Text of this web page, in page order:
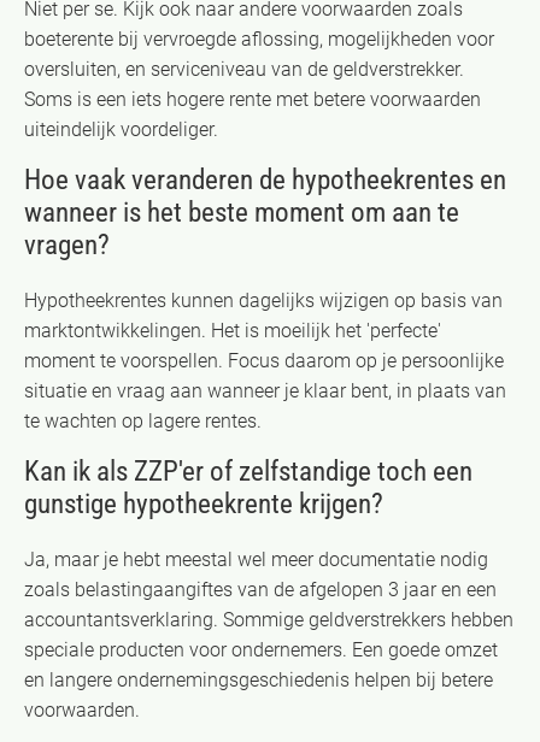
Niet per se. Kijk ook naar andere voorwaarden zoals
boeterente bij vervroegde aflossing, mogelijkheden voor
oversluiten, en serviceniveau van de geldverstrekker.
Soms is een iets hogere rente met betere voorwaarden
uiteindelijk voordeliger.
Hoe vaak veranderen de hypotheekrentes en
wanneer is het beste moment om aan te
vragen?
Hypotheekrentes kunnen dagelijks wijzigen op basis van
marktontwikkelingen. Het is moeilijk het 'perfecte'
moment te voorspellen. Focus daarom op je persoonlijke
situatie en vraag aan wanneer je klaar bent, in plaats van
te wachten op lagere rentes.
Kan ik als ZZP'er of zelfstandige toch een
gunstige hypotheekrente krijgen?
Ja, maar je hebt meestal wel meer documentatie nodig
zoals belastingaangiftes van de afgelopen 3 jaar en een
accountantsverklaring. Sommige geldverstrekkers hebben
speciale producten voor ondernemers. Een goede omzet
en langere ondernemingsgeschiedenis helpen bij betere
voorwaarden.